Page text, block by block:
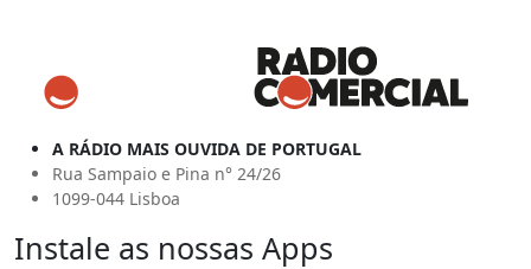
A RÁDIO MAIS OUVIDA DE PORTUGAL
Rua Sampaio e Pina n° 24/26
1099-044 Lisboa
Instale as nossas Apps